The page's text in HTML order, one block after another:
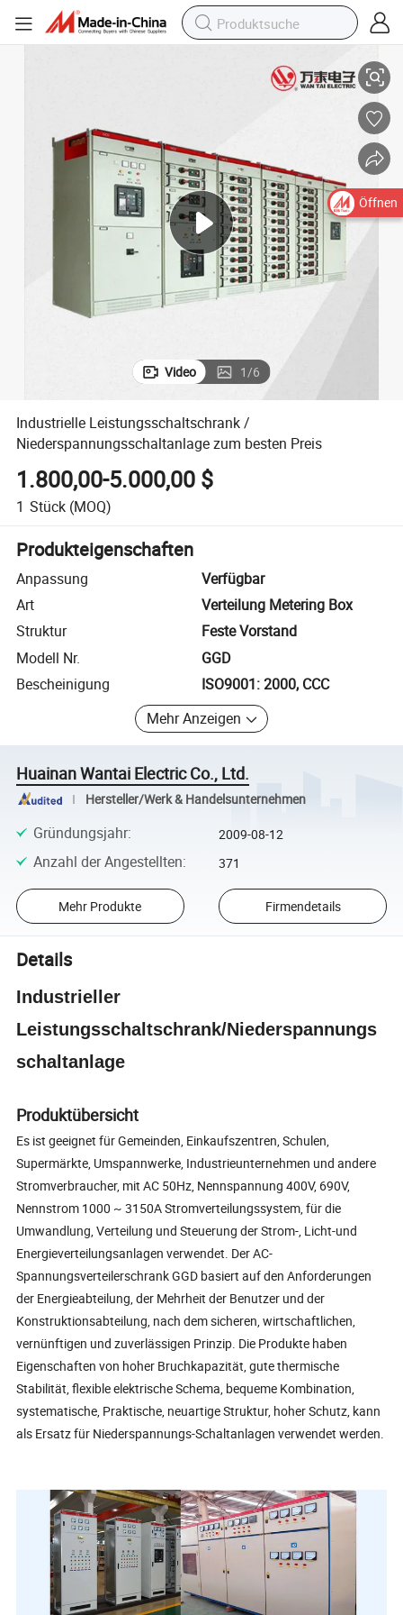
Video 1/6
Industrielle Leistungsschaltschrank /
Niederspannungsschaltanlage zum besten Preis
1.800,00-5.000,00 $
1 Stück (MOQ)
Produkteigenschaften
Anpassung
Verfügbar
Art
Verteilung Metering Box
Struktur
Feste Vorstand
Modell Nr.
GGD
Bescheinigung
ISO9001: 2000, CCC
Mehr Anzeigen
Huainan Wantai Electric Co., Ltd.
Hersteller/Werk & Handelsunternehmen
Gründungsjahr: 2009-08-12
Anzahl der Angestellten: 371
Mehr Produkte Firmendetails
Details
Industrieller
Leistungsschaltschrank/Niederspannungs
schaltanlage
Produktübersicht
Es ist geeignet für Gemeinden, Einkaufszentren, Schulen,
Supermärkte, Umspannwerke, Industrieunternehmen und andere
Stromverbraucher, mit AC 50Hz, Nennspannung 400V, 690V,
Nennstrom 1000 ~ 3150A Stromverteilungssystem, für die
Umwandlung, Verteilung und Steuerung der Strom-, Licht-und
Energieverteilungsanlagen verwendet. Der AC-
Spannungsverteilerschrank GGD basiert auf den Anforderungen
der Energieabteilung, der Mehrheit der Benutzer und der
Konstruktionsabteilung, nach dem sicheren, wirtschaftlichen,
vernünftigen und zuverlässigen Prinzip. Die Produkte haben
Eigenschaften von hoher Bruchkapazität, gute thermische
Stabilität, flexible elektrische Schema, bequeme Kombination,
systematische, Praktische, neuartige Struktur, hoher Schutz, kann
als Ersatz für Niederspannungs-Schaltanlagen verwendet werden.
Öffnen